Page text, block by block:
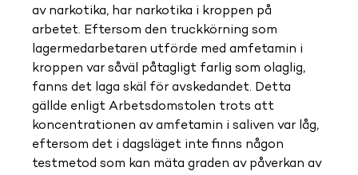
av narkotika, har narkotika i kroppen på
arbetet. Eftersom den truckkörning som
lagermedarbetaren utförde med amfetamin i
kroppen var såväl påtagligt farlig som olaglig,
fanns det laga skäl för avskedandet. Detta
gällde enligt Arbetsdomstolen trots att
koncentrationen av amfetamin i saliven var låg,
eftersom det i dagsläget inte finns någon
testmetod som kan mäta graden av påverkan av